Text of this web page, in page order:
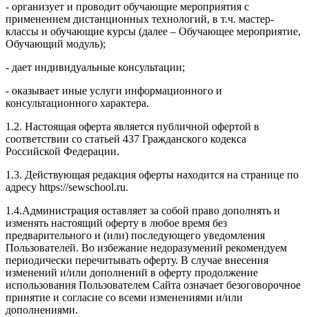
- организует и проводит обучающие мероприятия с
применением дистанционных технологий, в т.ч. мастер-
классы и обучающие курсы (далее – Обучающее мероприятие,
Обучающий модуль);
- дает индивидуальные консультации;
- оказывает иные услуги информационного и
консультационного характера.
1.2. Настоящая оферта является публичной офертой в
соответствии со статьей 437 Гражданского кодекса
Российской Федерации.
1.3. Действующая редакция оферты находится на странице по
адресу https://sewschool.ru.
1.4.Администрация оставляет за собой право дополнять и
изменять настоящий оферту в любое время без
предварительного и (или) последующего уведомления
Пользователей. Во избежание недоразумений рекомендуем
периодически перечитывать оферту. В случае внесения
изменений и/или дополнений в оферту продолжение
использования Пользователем Сайта означает безоговорочное
принятие и согласие со всеми изменениями и/или
дополнениями.